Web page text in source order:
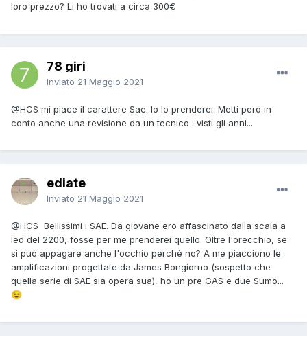
loro prezzo? Li ho trovati a circa 300€
78 giri
Inviato 21 Maggio 2021
@HCS mi piace il carattere Sae. Io lo prenderei. Metti però in
conto anche una revisione da un tecnico : visti gli anni...
ediate
Inviato 21 Maggio 2021
@HCS Bellissimi i SAE. Da giovane ero affascinato dalla scala a
led del 2200, fosse per me prenderei quello. Oltre l'orecchio, se
si può appagare anche l'occhio perchè no? A me piacciono le
amplificazioni progettate da James Bongiorno (sospetto che
quella serie di SAE sia opera sua), ho un pre GAS e due Sumo...
😉